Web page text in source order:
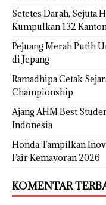
Setetes Darah, Sejuta
Kumpulkan 132
Pejuang Merah Putih
di Jepang
Ramadhipa Cetak
Championship
Ajang AHM Best
Indonesia
Honda Tampilkan
Fair Kemayoran 2026
KOMENTAR